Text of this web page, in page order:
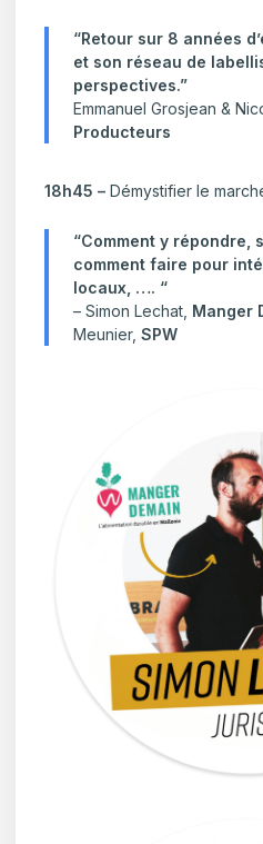
“Retour sur 8 années
et son réseau de
perspectives.”
Emmanuel Grosjean &
Producteurs
18h45 – Démystifier le
“Comment y répondre,
comment faire pour
locaux, …. “
– Simon Lechat, Manger
Meunier, SPW